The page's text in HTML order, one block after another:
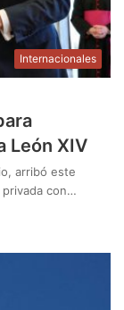
Internacionales
León XIV
arribó este
privada con…